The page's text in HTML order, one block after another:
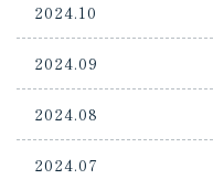
2024.10
2024.09
2024.08
2024.07